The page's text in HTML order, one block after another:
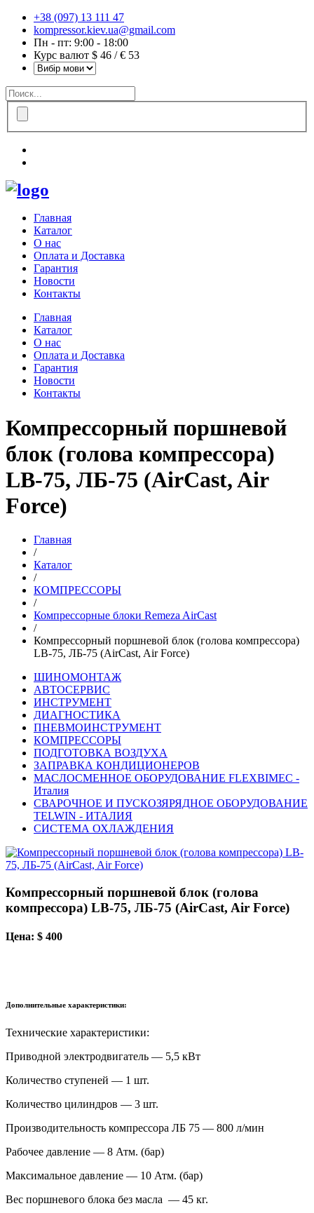
+38 (097) 13 111 47
kompressor.kiev.ua@gmail.com
Пн - пт: 9:00 - 18:00
Курс валют $ 46 / € 53
Главная
Каталог
О нас
Оплата и Доставка
Гарантия
Новости
Контакты
Главная
Каталог
О нас
Оплата и Доставка
Гарантия
Новости
Контакты
Компрессорный поршневой
блок (голова компрессора)
LB-75, ЛБ-75 (AirCast, Air
Force)
Главная
/
Каталог
/
КОМПРЕССОРЫ
/
Компрессорные блоки Remeza AirCast
/
Компрессорный поршневой блок (голова компрессора)
LB-75, ЛБ-75 (AirCast, Air Force)
ШИНОМОНТАЖ
АВТОСЕРВИС
ИНСТРУМЕНТ
ДИАГНОСТИКА
ПНЕВМОИНСТРУМЕНТ
КОМПРЕССОРЫ
ПОДГОТОВКА ВОЗДУХА
ЗАПРАВКА КОНДИЦИОНЕРОВ
МАСЛОСМЕННОЕ ОБОРУДОВАНИЕ FLEXBIMEC -
Италия
СВАРОЧНОЕ И ПУСКОЗЯРЯДНОЕ ОБОРУДОВАНИЕ
TELWIN - ИТАЛИЯ
СИСТЕМА ОХЛАЖДЕНИЯ
Компрессорный поршневой блок (голова
компрессора) LB-75, ЛБ-75 (AirCast, Air Force)
Цена: $ 400
Дополнительные характеристики:
Технические характеристики:
Приводной электродвигатель — 5,5 кВт
Количество ступеней — 1 шт.
Количество цилиндров — 3 шт.
Производительность компрессора ЛБ 75 — 800 л/мин
Рабочее давление — 8 Атм. (бар)
Максимальное давление — 10 Атм. (бар)
Вес поршневого блока без масла — 45 кг.